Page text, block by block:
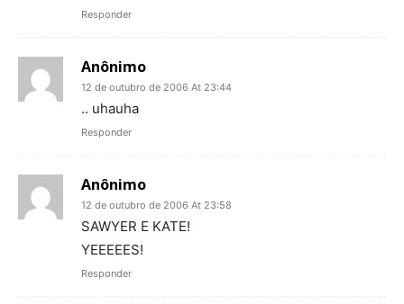
Responder
Anônimo
12 de outubro de 2006 At 23:44
.. uhauha
Responder
Anônimo
12 de outubro de 2006 At 23:58
SAWYER E KATE!
YEEEEES!
Responder